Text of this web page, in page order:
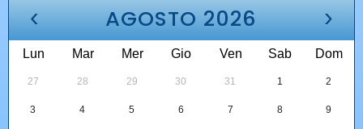
‹ AGOSTO 2026 ›
Lun Mar Mer Gio Ven Sab Dom
27 28 29 30 31 1 2
3 4 5 6 7 8 9